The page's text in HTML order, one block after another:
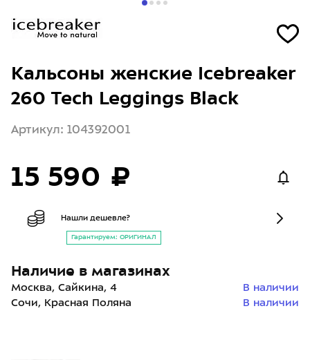
Кальсоны женские Icebreaker
260 Tech Leggings Black
Артикул: 104392001
15 590 ₽
Нашли дешевле?
Гарантируем: ОРИГИНАЛ
Наличие в магазинах
Москва, Сайкина, 4
В наличии
Сочи, Красная Поляна
В наличии